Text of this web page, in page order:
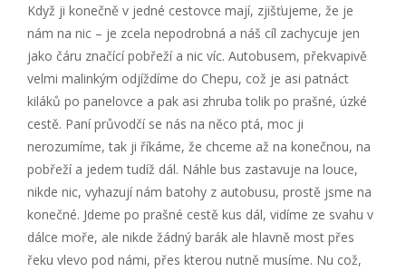
Když ji konečně v jedné cestovce mají, zjišťujeme, že je
nám na nic – je zcela nepodrobná a náš cíl zachycuje jen
jako čáru značící pobřeží a nic víc. Autobusem, překvapivě
velmi malinkým odjíždíme do Chepu, což je asi patnáct
kiláků po panelovce a pak asi zhruba tolik po prašné, úzké
cestě. Paní průvodčí se nás na něco ptá, moc ji
nerozumíme, tak ji říkáme, že chceme až na konečnou, na
pobřeží a jedem tudíž dál. Náhle bus zastavuje na louce,
nikde nic, vyhazují nám batohy z autobusu, prostě jsme na
konečné. Jdeme po prašné cestě kus dál, vidíme ze svahu v
dálce moře, ale nikde žádný barák ale hlavně most přes
řeku vlevo pod námi, přes kterou nutně musíme. Nu což,